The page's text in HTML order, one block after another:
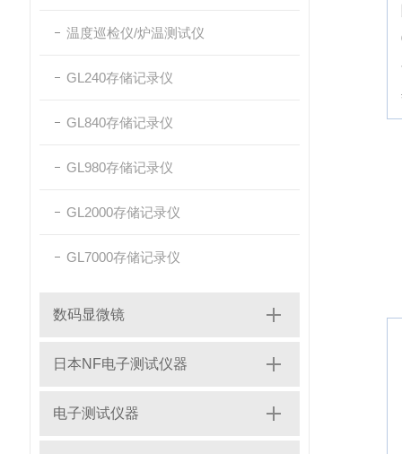
温度巡检仪/炉温测试仪
GL240存储记录仪
GL840存储记录仪
GL980存储记录仪
GL2000存储记录仪
GL7000存储记录仪
数码显微镜
日本NF电子测试仪器
电子测试仪器